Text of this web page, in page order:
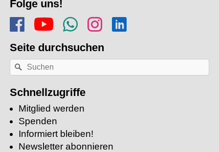
Folge uns!
Folge uns auf Facebook
Finde uns auf YouTube
Folge dem Kanal
Folge uns auf
Seite durchsuchen
Nach
einem
suchen:
Suchen
Schnellzugriffe
Mitglied werden
Spenden
Informiert bleiben!
Newsletter abonnieren